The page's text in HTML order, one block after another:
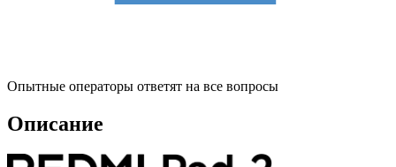
Опытные операторы ответят на все вопросы
Описание